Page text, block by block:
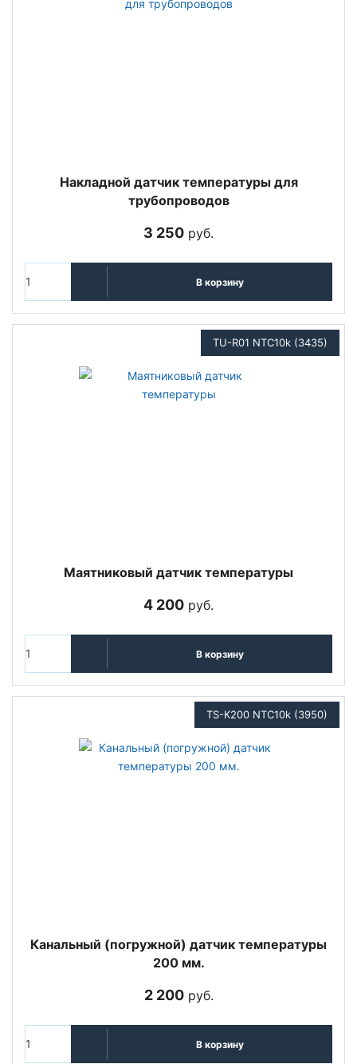
Накладной датчик температуры для
трубопроводов
3 250 руб.
В корзину
TU-R01 NTC10k (3435)
Маятниковый датчик температуры
4 200 руб.
В корзину
TS-K200 NTC10k (3950)
Канальный (погружной) датчик температуры
200 мм.
2 200руб.
В корзину